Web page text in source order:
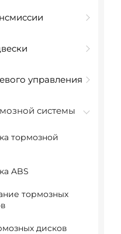
управления
системы
тормозной
ABS
тормозных
дисков